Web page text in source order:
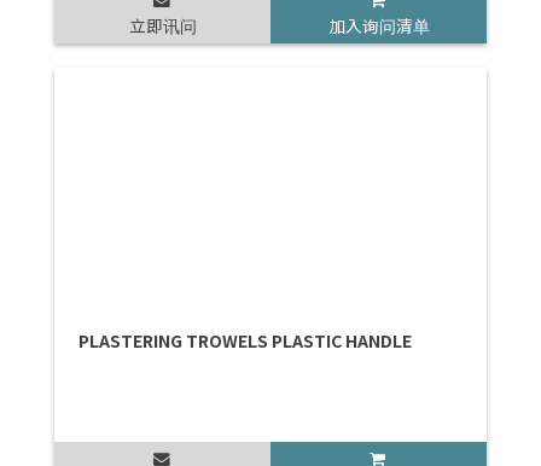
立即讯问 加入询问清单
PLASTERING TROWELS PLASTIC HANDLE